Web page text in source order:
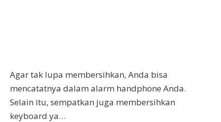
Agar tak lupa membersihkan, Anda bisa
mencatatnya dalam alarm handphone Anda.
Selain itu, sempatkan juga membersihkan
keyboard ya…